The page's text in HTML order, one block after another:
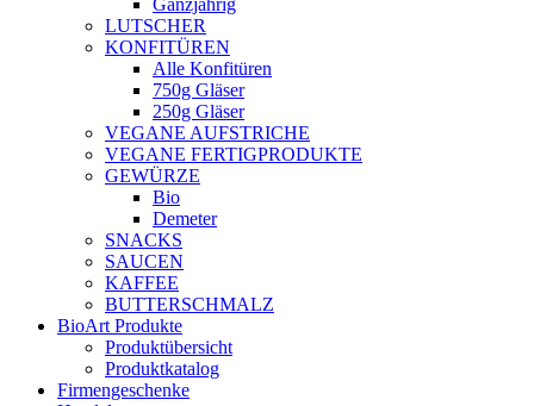
Ganzjährig
LUTSCHER
KONFITÜREN
Alle Konfitüren
750g Gläser
250g Gläser
VEGANE AUFSTRICHE
VEGANE FERTIGPRODUKTE
GEWÜRZE
Bio
Demeter
SNACKS
SAUCEN
KAFFEE
BUTTERSCHMALZ
BioArt Produkte
Produktübersicht
Produktkatalog
Firmengeschenke